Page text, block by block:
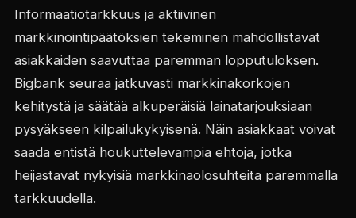
Informaatiotarkkuus ja aktiivinen
markkinointipäätöksien tekeminen mahdollistavat
asiakkaiden saavuttaa paremman lopputuloksen.
Bigbank seuraa jatkuvasti markkinakorkojen
kehitystä ja säätää alkuperäisiä lainatarjouksiaan
pysyäkseen kilpailukykyisenä. Näin asiakkaat voivat
saada entistä houkuttelevampia ehtoja, jotka
heijastavat nykyisiä markkinaolosuhteita paremmalla
tarkkuudella.